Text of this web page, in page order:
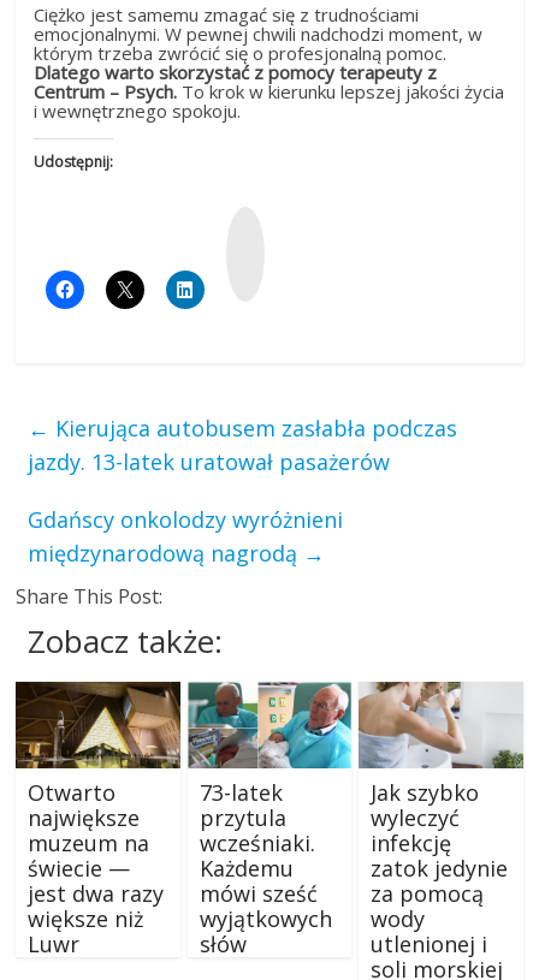
Ciężko jest samemu zmagać się z trudnościami
emocjonalnymi. W pewnej chwili nadchodzi moment, w
którym trzeba zwrócić się o profesjonalną pomoc.
Dlatego warto skorzystać z pomocy terapeuty z
Centrum – Psych. To krok w kierunku lepszej jakości życia
i wewnętrznego spokoju.
Udostępnij:
← Kierująca autobusem zasłabła podczas
jazdy. 13-latek uratował pasażerów
Gdańscy onkolodzy wyróżnieni
międzynarodową nagrodą →
Share This Post:
Zobacz także:
Otwarto
największe
muzeum na
świecie —
jest dwa razy
większe niż
Luwr
73-latek
przytula
wcześniaki.
Każdemu
mówi sześć
wyjątkowych
słów
Jak szybko
wyleczyć
infekcję
zatok jedynie
za pomocą
wody
utlenionej i
soli morskiej